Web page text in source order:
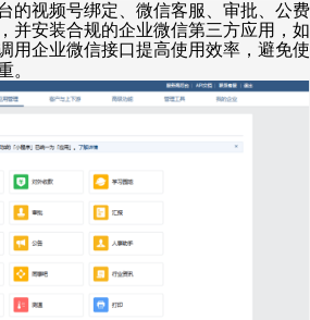
的视频号绑定、微信客服、审批、公费
并安装合规的企业微信第三方应用，如
用企业微信接口提高使用效率，避免使
。